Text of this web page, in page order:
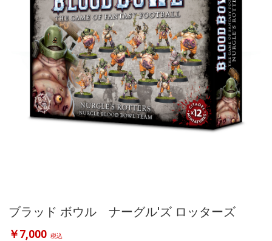
ブラッド ボウル ナーグル'ズ ロッターズ
￥7,000 税込